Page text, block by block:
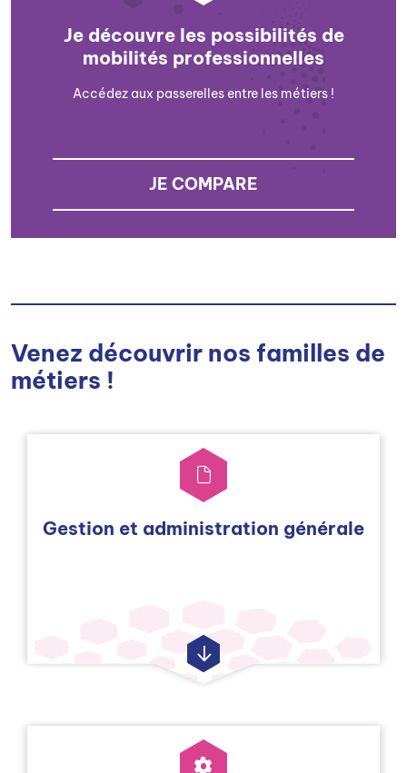
Je découvre les possibilités de
mobilités professionnelles
Accédez aux passerelles entre les métiers !
JE COMPARE
Venez découvrir nos familles de
métiers !
Gestion et administration générale